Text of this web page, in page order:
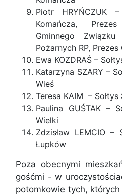
Piotr HRYŃCZUK
Komańcza,
Gminnego
Pożarnych RP, Prezes
Ewa KOZDRAŚ –
Katarzyna SZARY –
Wieś
Teresa KAIM –
Paulina GUŚTAK –
Wielki
Zdzisław LEMCIO –
Łupków
Poza obecnymi
gośćmi - w
potomkowie tych,